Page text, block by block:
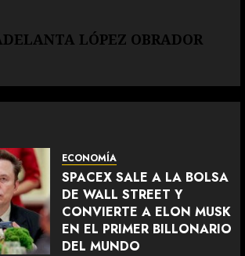
LÓPEZ OBRADOR
ECONOMÍA
SPACEX SALE A LA BOLSA
DE WALL STREET Y
CONVIERTE A ELON MUSK
EN EL PRIMER BILLONARIO
DEL MUNDO